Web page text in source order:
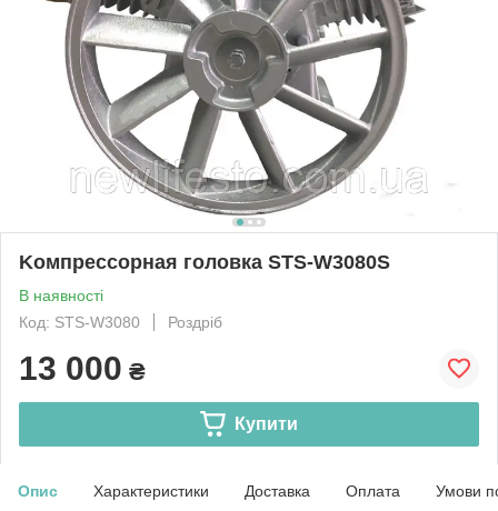
Koмпpeccopнaя гoлoвкa STS-W3080S
В наявності
Код: STS-W3080
Роздріб
13 000 ₴
Купити
Опис Характеристики Доставка Оплата Умови